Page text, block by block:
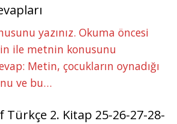
yazınız. Okuma öncesi
ile metnin konusunu
Metin, çocukların oynadığı
ve bu…
Türkçe 2. Kitap 25-26-27-28-